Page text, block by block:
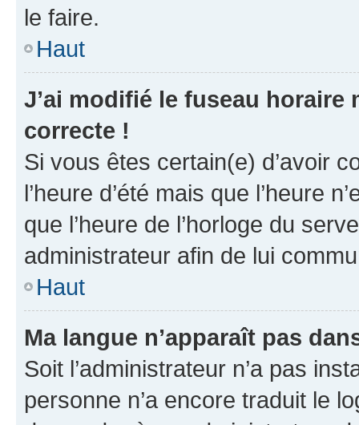
le faire.
Haut
J’ai modifié le fuseau horaire
correcte !
Si vous êtes certain(e) d’avoir
l’heure d’été mais que l’heure
que l’heure de l’horloge du
administrateur afin de lui
Haut
Ma langue n’apparaît pas
Soit l’administrateur n’a pas
personne n’a encore traduit le